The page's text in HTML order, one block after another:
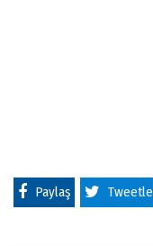
Paylaş Tweetle